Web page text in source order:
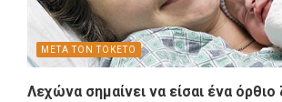
ΜΕΤΑ ΤΟΝ ΤΟΚΕΤΟ
Λεχώνα σημαίνει να είσαι ένα